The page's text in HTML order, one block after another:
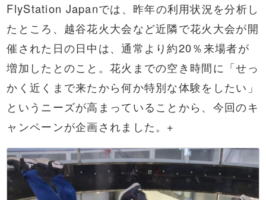
FlyStation Japanでは、昨年の利用状況を分析し
たところ、越谷花火大会など近隣で花火大会が開
催された日の日中は、通常より約20％来場者が
増加したとのこと。花火までの空き時間に「せっ
かく近くまで来たから何か特別な体験をしたい」
というニーズが高まっていることから、今回のキ
ャンペーンが企画されました。+